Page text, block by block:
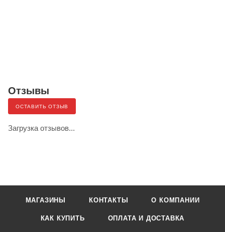
Отзывы
ОСТАВИТЬ ОТЗЫВ
Загрузка отзывов...
МАГАЗИНЫ КОНТАКТЫ О КОМПАНИИ
КАК КУПИТЬ ОПЛАТА И ДОСТАВКА